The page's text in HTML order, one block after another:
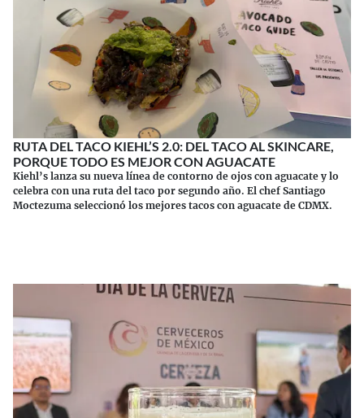
RUTA DEL TACO KIEHL’S 2.0: DEL TACO AL SKINCARE,
PORQUE TODO ES MEJOR CON AGUACATE
Kiehl’s lanza su nueva línea de contorno de ojos con aguacate y lo
celebra con una ruta del taco por segundo año. El chef Santiago
Moctezuma seleccionó los mejores tacos con aguacate de CDMX.